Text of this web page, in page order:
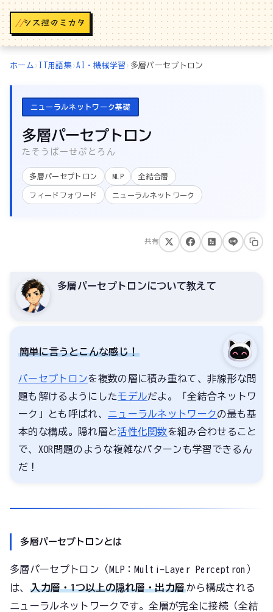
//
ホーム › IT用語集›AI・機械学習 › 多層パーセプトロン
ニューラルネットワーク基礎
多層パーセプトロン
たそうぱーせぷとろん
多層パーセプトロン MLP 全結合層
フィードフォワード ニューラルネットワーク
共有
多層パーセプトロンについて教えて
簡単に言うとこんな感じ！
パーセプトロンを複数の層に積み重ねて、非線形な問
題も解けるようにしたモデルだよ。「全結合ネットワ
ーク」とも呼ばれ、 ニューラルネットワークの最も基
本的な構成。隠れ層と活性化関数を組み合わせること
で、XOR問題のような複雑なパターンも学習できるん
だ！
多層パーセプトロンとは
多層パーセプトロン（MLP：Multi-Layer Perceptron）
は、 入力層・1つ以上の隠れ層・出力層から構成される
ニューラルネットワークです。全層が完全に接続（全結